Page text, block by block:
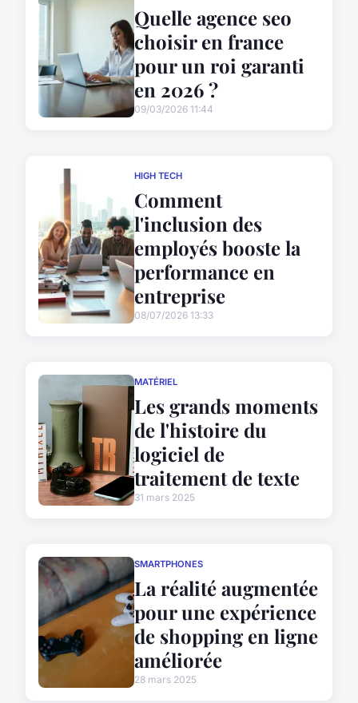
Quelle agence seo
choisir en france
pour un roi garanti
en 2026 ?
09/03/2026 11:44
HIGH TECH
Comment
l'inclusion des
employés booste la
performance en
entreprise
08/07/2026 13:33
MATÉRIEL
Les grands moments
de l'histoire du
logiciel de
traitement de texte
31 mars 2025
SMARTPHONES
La réalité augmentée
pour une expérience
de shopping en ligne
améliorée
28 mars 2025